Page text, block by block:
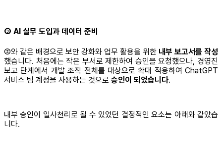
③ AI 실무 도입과 데이터 준비
②와 같은 배경으로 보안 강화와 업무 활용을 위한 내부 보고서를 작성
했습니다. 처음에는 작은 부서로 제한하여 승인을 요청했으나, 경영진
보고 단계에서 개발 조직 전체를 대상으로 확대 적용하여 ChatGPT
서비스 팀 계정을 사용하는 것으로 승인이 되었습니다.
내부 승인이 일사천리로 될 수 있었던 결정적인 요소는 아래와 같았습
니다.